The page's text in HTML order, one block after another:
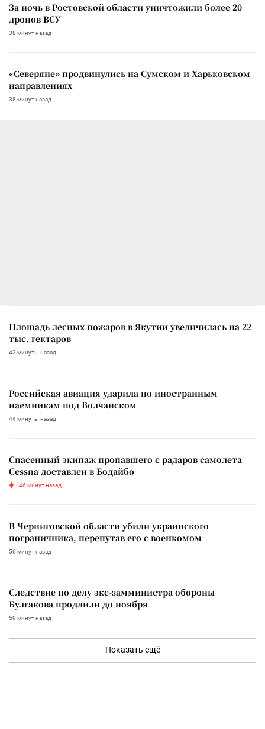
За ночь в Ростовской области уничтожили более 20
дронов ВСУ
38 минут назад
«Северяне» продвинулись на Сумском и Харьковском
направлениях
38 минут назад
Площадь лесных пожаров в Якутии увеличилась на 22
тыс. гектаров
42 минуты назад
Российская авиация ударила по иностранным
наемникам под Волчанском
44 минуты назад
Спасенный экипаж пропавшего с радаров самолета
Cessna доставлен в Бодайбо
46 минут назад
В Черниговской области убили украинского
пограничника, перепутав его с военкомом
56 минут назад
Следствие по делу экс-замминистра обороны
Булгакова продлили до ноября
59 минут назад
Показать ещё